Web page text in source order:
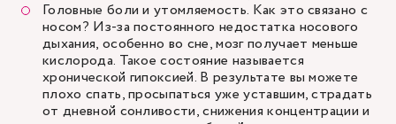
Головные боли и утомляемость. Как это связано с
носом? Из-за постоянного недостатка носового
дыхания, особенно во сне, мозг получает меньше
кислорода. Такое состояние называется
хронической гипоксией. В результате вы можете
плохо спать, просыпаться уже уставшим, страдать
от дневной сонливости, снижения концентрации и